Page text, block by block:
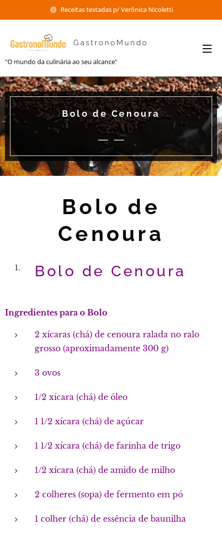
Receitas testadas p/ Verônica Nicoletti
GastronoMundo
"O mundo da culinária ao seu alcance"
Bolo de Cenoura
Bolo de
Cenoura
Bolo de Cenoura
Ingredientes para o Bolo
2 xícaras (chá) de cenoura ralada no ralo
grosso (aproximadamente 300 g)
3 ovos
1/2 xícara (chá) de óleo
1 1/2 xícara (chá) de açúcar
1 1/2 xícara (chá) de farinha de trigo
1/2 xícara (chá) de amido de milho
2 colheres (sopa) de fermento em pó
1 colher (chá) de essência de baunilha